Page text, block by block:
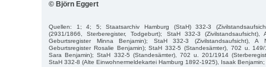
© Björn Eggert
Quellen: 1; 4; 5; Staatsarchiv Hamburg (StaH) 332-3
(2931/1866, Sterberegister, Todgeburt); StaH 332-3
Geburtsregister Minna Benjamin); StaH 332-3 (Zivilstandsaufsicht),
Geburtsregister Rosalie Benjamin); StaH 332-5 (Standesämter), 702 u.
Sara Benjamin); StaH 332-5 (Standesämter), 702 u. 201/1914
StaH 332-8 (Alte Einwohnermeldekartei Hamburg 1892-1925), Isaak